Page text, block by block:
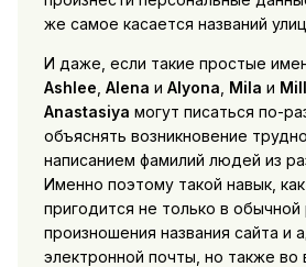
же самое касается названий
И даже, если такие простые
Ashlee Alena и Alyona Mila и
Anastasiya могут писаться по-
объяснять возникновение
написанием фамилий людей из
Именно поэтому такой навык, как
пригодится не только в
произношения названия сайта и
электронной почты, но также во